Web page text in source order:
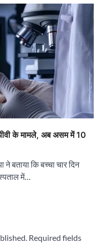
के मामले, अब असम में 10
बताया कि बच्चा चार दिन
में…
Required fields